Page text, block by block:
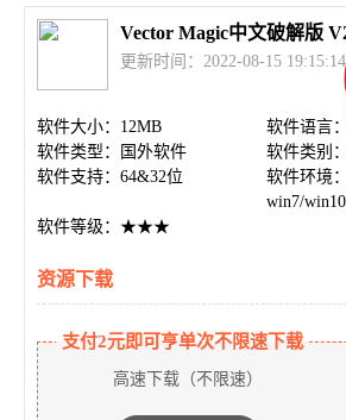
Vector Magic中文破解版
更新时间：2022-08-15 19:15:14
软件大小：12MB
软件语言
软件类型：国外软件
软件类别
软件支持：64&32位
软件环境：
win7/
软件等级：★★★
资源下载
支付2元即可亨单次不限速下载
高速下载（不限速）